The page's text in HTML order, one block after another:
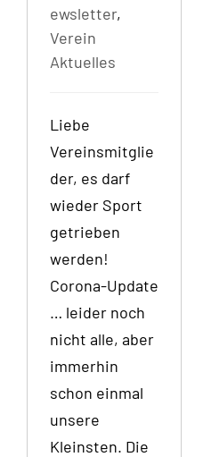
ewsletter,
Verein
Aktuelles
Liebe
Vereinsmitglie
der, es darf
wieder Sport
getrieben
werden!
Corona-Update
… leider noch
nicht alle, aber
immerhin
schon einmal
unsere
Kleinsten. Die